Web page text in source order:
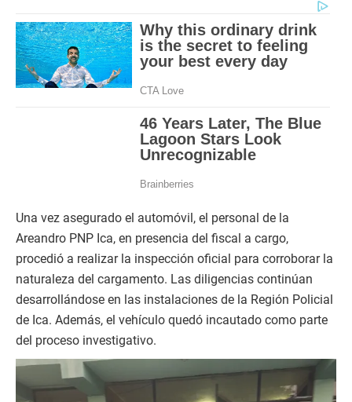
Una vez asegurado el automóvil, el personal de la
Areandro PNP Ica, en presencia del fiscal a cargo,
procedió a realizar la inspección oficial para corroborar la
naturaleza del cargamento. Las diligencias continúan
desarrollándose en las instalaciones de la Región Policial
de Ica. Además, el vehículo quedó incautado como parte
del proceso investigativo.